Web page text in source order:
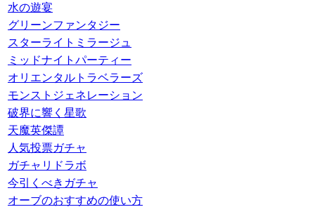
水の遊宴
グリーンファンタジー
スターライトミラージュ
ミッドナイトパーティー
オリエンタルトラベラーズ
モンストジェネレーション
破界に響く星歌
天魔英傑譚
人気投票ガチャ
ガチャリドラボ
今引くべきガチャ
オーブのおすすめの使い方